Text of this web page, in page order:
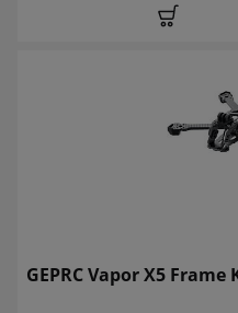
GEPRC Vapor X5